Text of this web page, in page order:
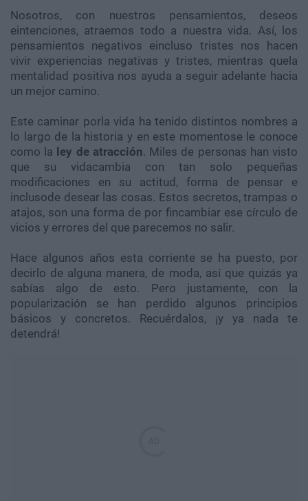
Nosotros, con nuestros pensamientos, deseos
eintenciones, atraemos todo a nuestra vida. Así, los
pensamientos negativos eincluso tristes nos hacen
vivir experiencias negativas y tristes, mientras quela
mentalidad positiva nos ayuda a seguir adelante hacia
un mejor camino.
Este caminar porla vida ha tenido distintos nombres a
lo largo de la historia y en este momentose le conoce
como la ley de atracción. Miles de personas han visto
que su vidacambia con tan solo pequeñas
modificaciones en su actitud, forma de pensar e
inclusode desear las cosas. Estos secretos, trampas o
atajos, son una forma de por fincambiar ese círculo de
vicios y errores del que parecemos no salir.
Hace algunos años esta corriente se ha puesto, por
decirlo de alguna manera, de moda, así que quizás ya
sabías algo de esto. Pero justamente, con la
popularización se han perdido algunos principios
básicos y concretos. Recuérdalos, ¡y ya nada te
detendrá!